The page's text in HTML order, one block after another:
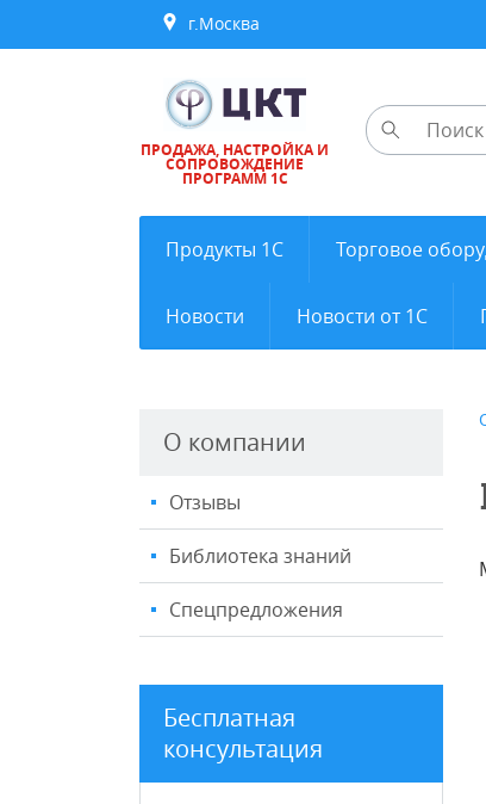
г.Москва
ПРОДАЖА, НАСТРОЙКА И
СОПРОВОЖДЕНИЕ
ПРОГРАММ 1С
Продукты 1С Торговое
Новости Новости от 1С
О компании
Отзывы
Библиотека знаний
Спецпредложения
Бесплатная
консультация